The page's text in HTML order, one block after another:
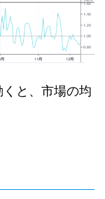
と、市場の均